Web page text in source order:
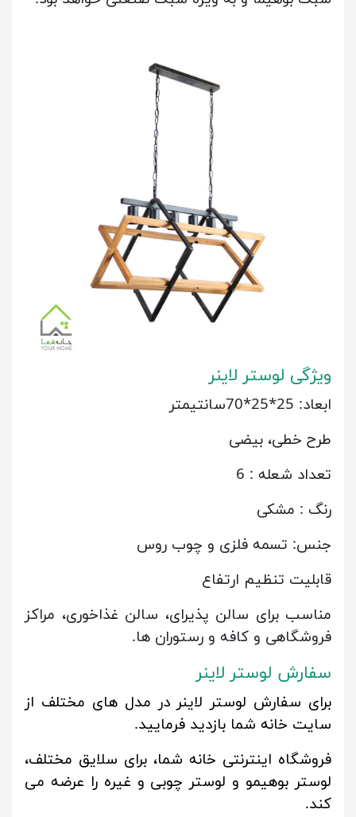
ویژگی لوستر لاینر
ابعاد: 25*25*70سانتیمتر
طرح خطی، بیضی
تعداد شعله : 6
رنگ : مشکی
جنس: تسمه فلزی و چوب روس
قابلیت تنظیم ارتفاع
مناسب برای سالن پذیرای، سالن غذاخوری، مراکز
فروشگاهی و کافه و رستوران ها.
سفارش لوستر لاینر
برای سفارش لوستر لاینر در مدل های مختلف از
سایت خانه شما بازدید فرمایید.
فروشگاه اینترنتی خانه شما، برای سلایق مختلف،
لوستر بوهیمو و لوستر چوبی و غیره را عرضه می
کند.